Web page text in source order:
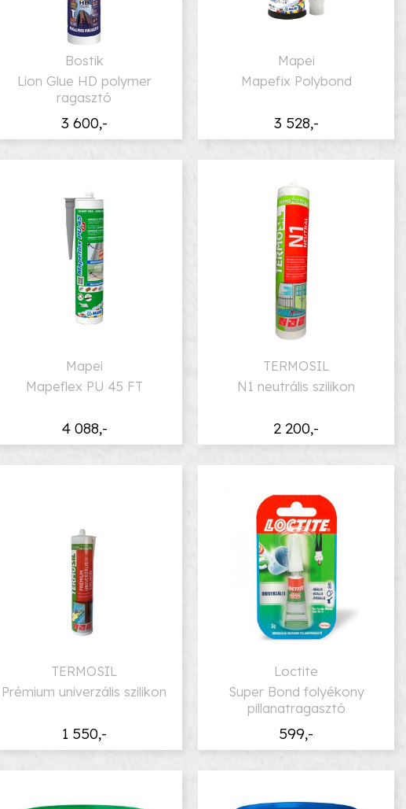
3 600,-
Bostik
Lion Glue HD polymer
ragasztó
3 528,-
Mapei
Mapefix Polybond
4 088,-
Mapei
Mapeflex PU 45 FT
2 200,-
TERMOSIL
N1 neutrális szilikon
1 550,-
TERMOSIL
Prémium univerzális szilikon
599,-
Loctite
Super Bond folyékony
pillanatragasztó